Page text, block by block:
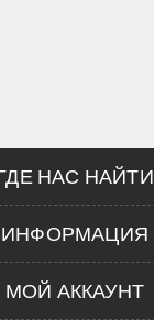
НАС НАЙТИ
ИНФОРМАЦИЯ
МОЙ АККАУНТ